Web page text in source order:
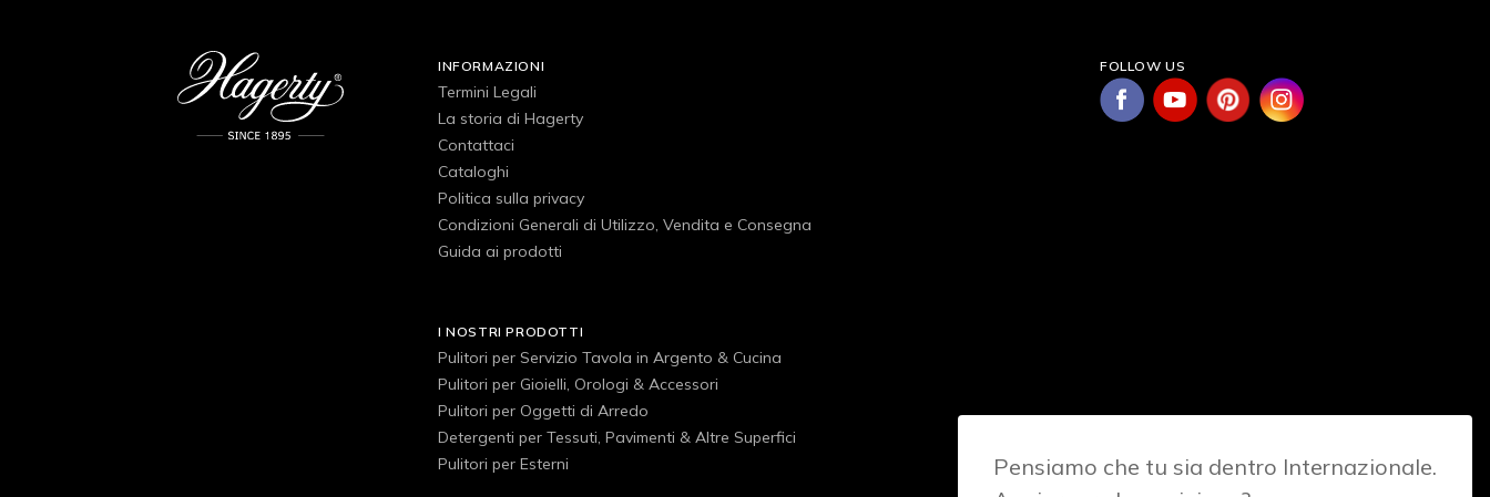
INFORMAZIONI
Termini Legali
La storia di Hagerty
Contattaci
Cataloghi
Politica sulla privacy
Condizioni Generali di Utilizzo, Vendita e Consegna
Guida ai prodotti
I NOSTRI PRODOTTI
Pulitori per Servizio Tavola in Argento & Cucina
Pulitori per Gioielli, Orologi & Accessori
Pulitori per Oggetti di Arredo
Detergenti per Tessuti, Pavimenti & Altre Superfici
Pulitori per Esterni
FOLLOW US
Pensiamo che tu sia dentro Internazionale.